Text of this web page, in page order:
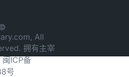
All
拥有主宰
闽ICP备
号